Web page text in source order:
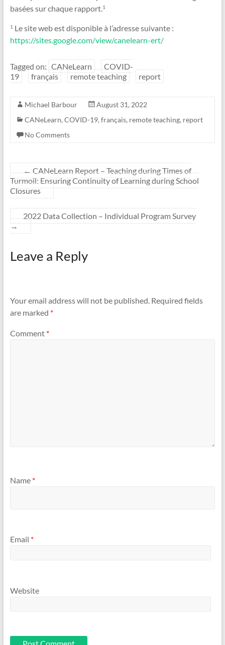
basées sur chaque rapport.1
1Le site web est disponible à l’adresse suivante :
https://sites.google.com/view/canelearn-ert/
Tagged on: CANeLearn
COVID-
19
français remote teaching report
Michael Barbour
August 31, 2022
CANeLearn, COVID-19, français, remote teaching, report
No Comments
← CANeLearn Report – Teaching during Times of
Turmoil: Ensuring Continuity of Learning during School
Closures
2022 Data Collection – Individual Program Survey
→
Leave a Reply
Your email address will not be published. Required fields
are marked *
Comment *
Name *
Email *
Website